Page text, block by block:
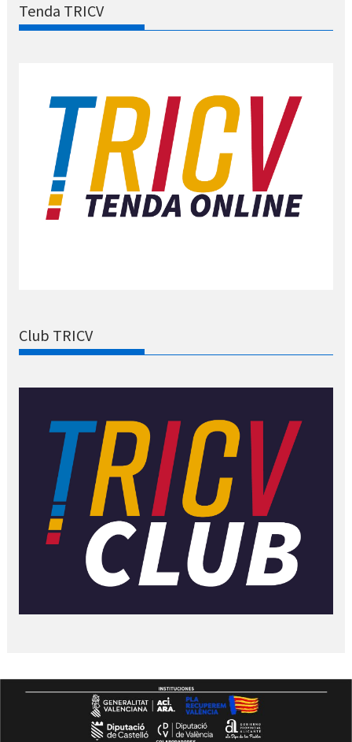
Tenda TRICV
Club TRICV